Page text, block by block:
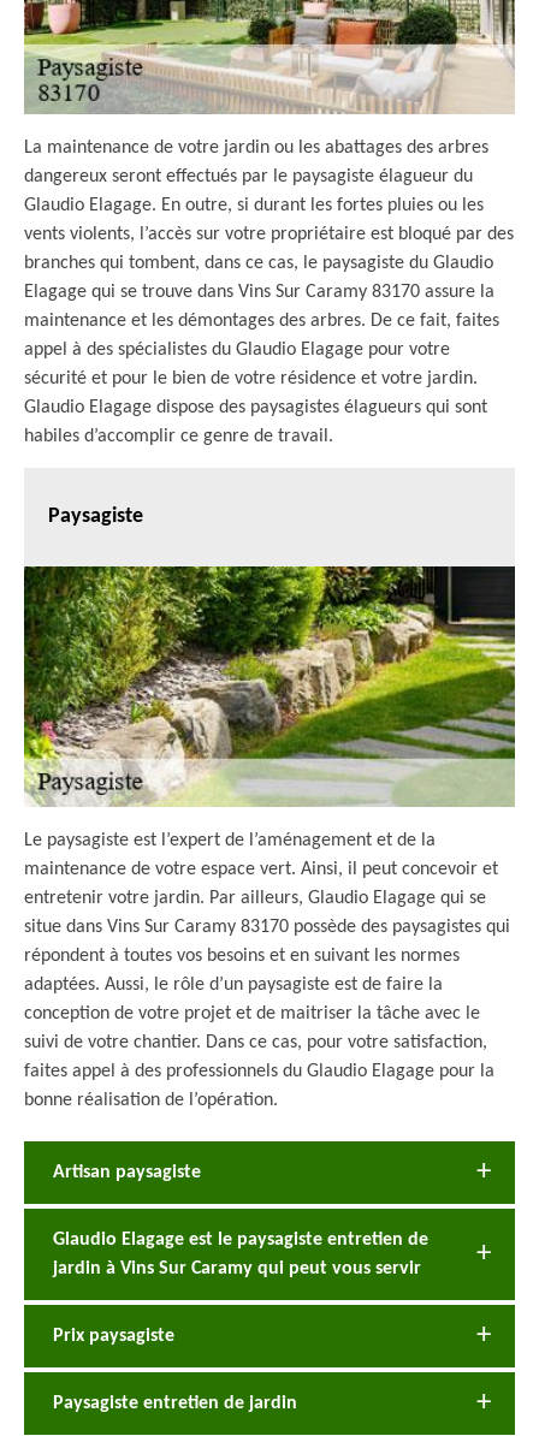
La maintenance de votre jardin ou les abattages des arbres
dangereux seront effectués par le paysagiste élagueur du
Glaudio Elagage. En outre, si durant les fortes pluies ou les
vents violents, l’accès sur votre propriétaire est bloqué par des
branches qui tombent, dans ce cas, le paysagiste du Glaudio
Elagage qui se trouve dans Vins Sur Caramy 83170 assure la
maintenance et les démontages des arbres. De ce fait, faites
appel à des spécialistes du Glaudio Elagage pour votre
sécurité et pour le bien de votre résidence et votre jardin.
Glaudio Elagage dispose des paysagistes élagueurs qui sont
habiles d’accomplir ce genre de travail.
Paysagiste
Le paysagiste est l’expert de l’aménagement et de la
maintenance de votre espace vert. Ainsi, il peut concevoir et
entretenir votre jardin. Par ailleurs, Glaudio Elagage qui se
situe dans Vins Sur Caramy 83170 possède des paysagistes qui
répondent à toutes vos besoins et en suivant les normes
adaptées. Aussi, le rôle d’un paysagiste est de faire la
conception de votre projet et de maitriser la tâche avec le
suivi de votre chantier. Dans ce cas, pour votre satisfaction,
faites appel à des professionnels du Glaudio Elagage pour la
bonne réalisation de l’opération.
Artisan paysagiste
Glaudio Elagage est le paysagiste entretien de
jardin à Vins Sur Caramy qui peut vous servir
Prix paysagiste
Paysagiste entretien de jardin